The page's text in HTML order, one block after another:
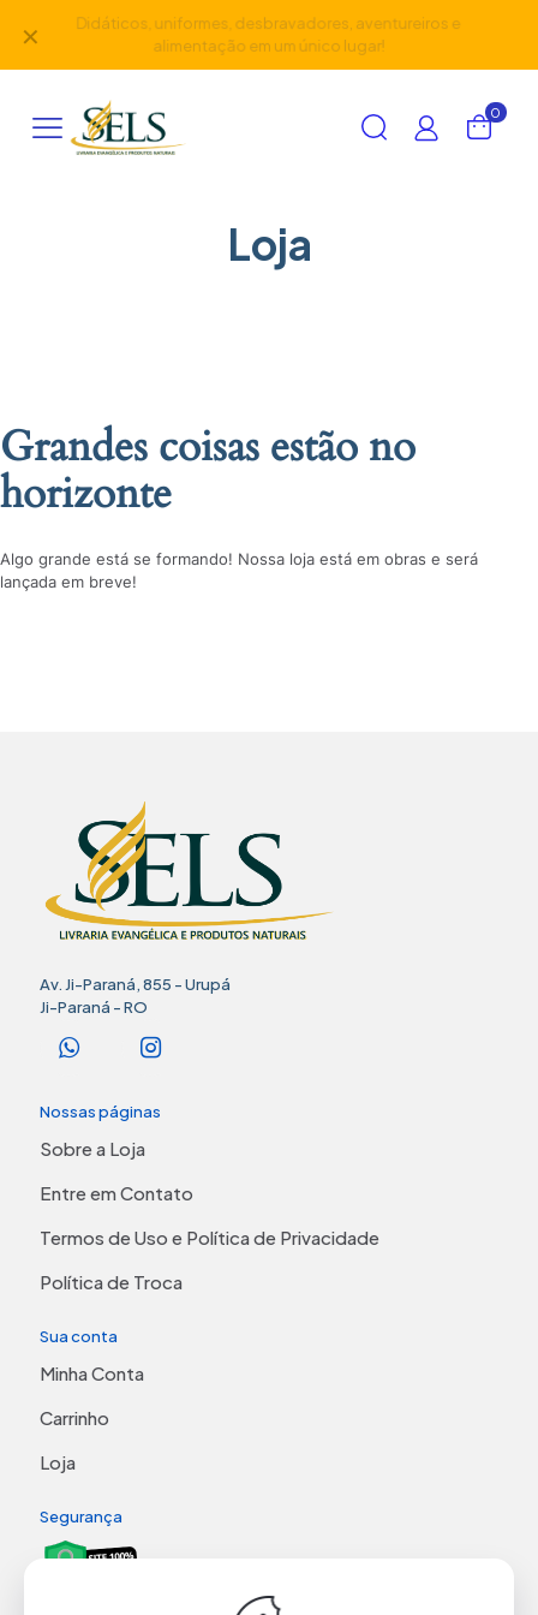
Didáticos, uniformes, desbravadores, aventureiros e
alimentação em um único lugar!
✕
0
Loja
Grandes coisas estão no
horizonte
Algo grande está se formando! Nossa loja está em obras e será
lançada em breve!
Av. Ji-Paraná, 855 - Urupá
Ji-Paraná - RO
Nossas páginas
Sobre a Loja
Entre em Contato
Termos de Uso e Política de Privacidade
Política de Troca
Sua conta
Minha Conta
Carrinho
Loja
Segurança